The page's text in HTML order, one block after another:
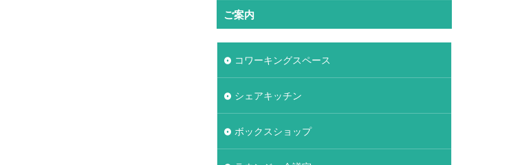
ご案内
コワーキングスペース
シェアキッチン
ボックスショップ